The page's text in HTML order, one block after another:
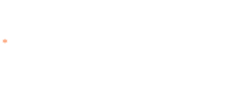
*